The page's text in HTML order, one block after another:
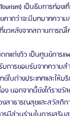
เป็นธีมการท่อง
คาดว่าจะมีบทบาทควา
ยวหลังจากสถานการณ์โ
กแต่งวิว เป็นศูนย์การ
การยอมรับจากความสำ
ในต่างประเทศและให้บ
ง นอกจากนี้ยังได้รางวั
สาธารณสุขและสวัสดิก